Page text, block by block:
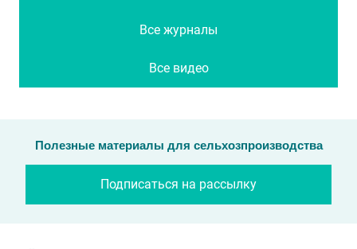
Все журналы
Все видео
Полезные материалы для сельхозпроизводства
Подписаться на рассылку